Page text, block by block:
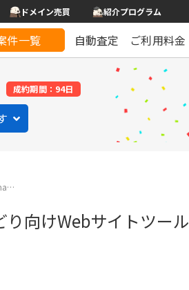
ドメイン売買 紹介プログラム
件一覧 自動査定 ご利用料金
成約期間：94日
り向けWebサイトツール